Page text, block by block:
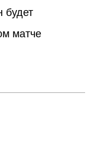
будет
матче